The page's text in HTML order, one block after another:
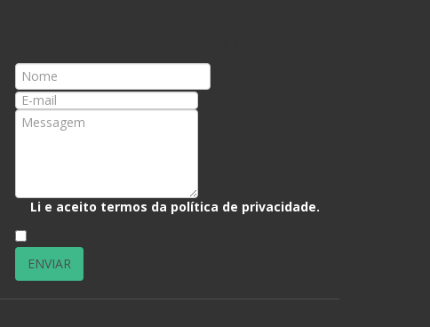
Li e aceito termos da política de privacidade.